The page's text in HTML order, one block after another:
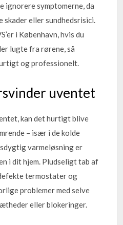
ignorere symptomerne, da
skader eller sundhedsrisici.
i København, hvis du
lugte fra rørene, så
og professionelt.
uventet
kan det hurtigt blive
– især i de kolde
varmeløsning er
i dit hjem. Pludseligt tab af
termostater og
problemer med selve
eller blokeringer.